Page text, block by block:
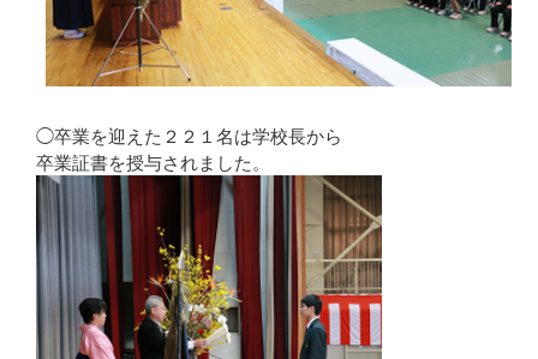
◯卒業を迎えた２２１名は学校長から
卒業証書を授与されました。